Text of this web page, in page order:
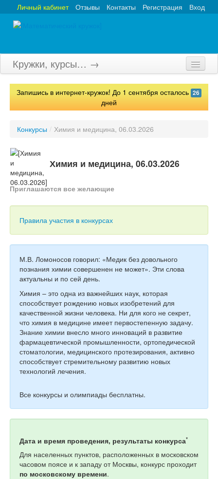
Вход
Регистрация
Контакты
Отзывы
Личный кабинет
Кружки, курсы… →
Главная
Конкурсы
Тесты
Игры
Учитель
Запишись в интернет-кружок! До 1 сентября осталось 26
дней
Конкурсы / Химия и медицина, 06.03.2026
Химия и медицина, 06.03.2026
Приглашаются все желающие
Правила участия в конкурсах
М.В. Ломоносов говорил: «Медик без довольного
познания химии совершенен не может». Эти слова
актуальны и по сей день.
Химия – это одна из важнейших наук, которая
способствует рождению новых изобретений для
качественной жизни человека. Ни для кого не секрет,
что химия в медицине имеет первостепенную задачу.
Знание химии внесло много инноваций в развитие
фармацевтической промышленности, ортопедической
стоматологии, медицинского протезирования, активно
способствует стремительному развитию новых
технологий лечения.
Все конкурсы и олимпиады бесплатны.
Дата и время проведения, результаты конкурса*
Для населенных пунктов, расположенных в московском
часовом поясе и к западу от Москвы, конкурс проходит
по московскому времени.